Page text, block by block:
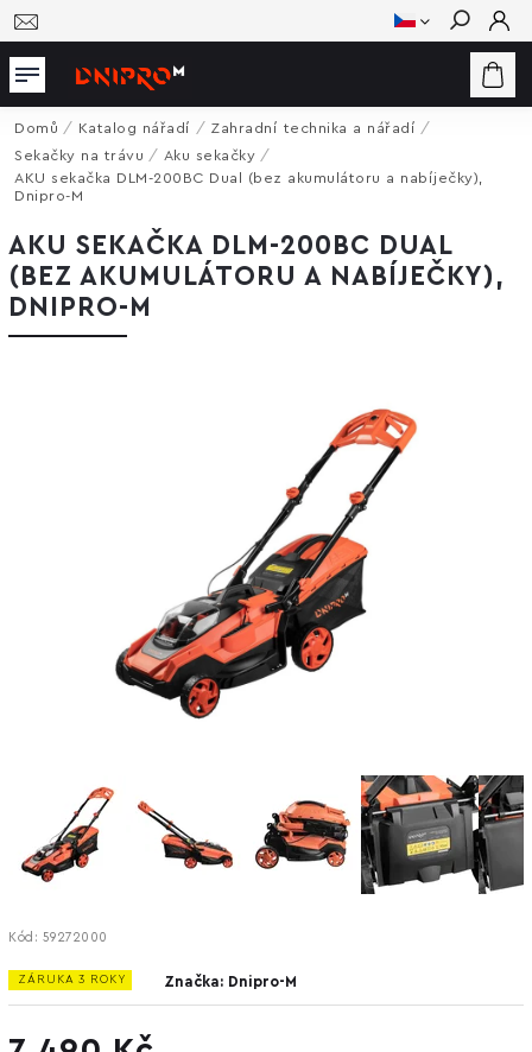
Hledat
Domů / Katalog nářadí / Zahradní technika a nářadí /
Sekačky na trávu / Aku sekačky /
AKU sekačka DLM-200BC Dual (bez akumulátoru a nabíječky),
Dnipro-M
AKU SEKAČKA DLM-200BC DUAL
(BEZ AKUMULÁTORU A NABÍJEČKY),
DNIPRO-M
Kód: 59272000
ZÁRUKA 3 ROKY Značka: Dnipro-M